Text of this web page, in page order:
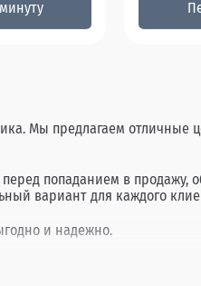
Мы предлагаем отличные
попаданием в
вариант для каждого
и надежно.